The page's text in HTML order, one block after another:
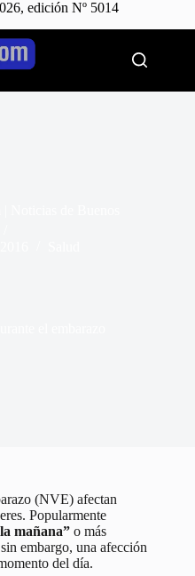
edición Nº 5014
(NVE) afectan
Popularmente
mañana” o más
embargo, una afección
del día.